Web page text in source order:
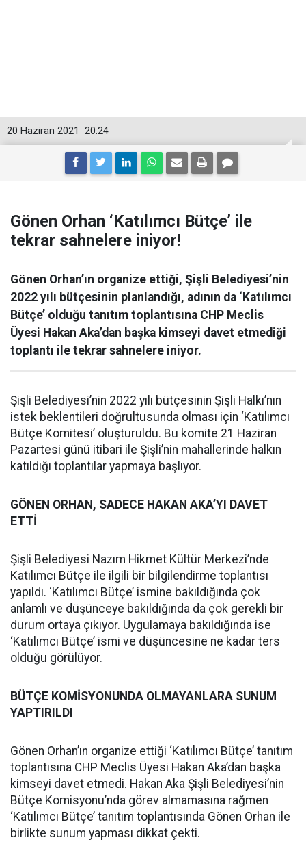
20:24
20 Haziran 2021
Gönen Orhan ‘Katılımcı Bütçe’ ile
tekrar sahnelere iniyor!
Gönen Orhan’ın organize ettiği, Şişli Belediyesi’nin
2022 yılı bütçesinin planlandığı, adının da ‘Katılımcı
Bütçe’ olduğu tanıtım toplantısına CHP Meclis
Üyesi Hakan Aka’dan başka kimseyi davet etmediği
toplantı ile tekrar sahnelere iniyor.
Şişli Belediyesi’nin 2022 yılı bütçesinin Şişli Halkı’nın
istek beklentileri doğrultusunda olması için ‘Katılımcı
Bütçe Komitesi’ oluşturuldu. Bu komite 21 Haziran
Pazartesi günü itibari ile Şişli’nin mahallerinde halkın
katıldığı toplantılar yapmaya başlıyor.
GÖNEN ORHAN, SADECE HAKAN AKA’YI DAVET
ETTİ
Şişli Belediyesi Nazım Hikmet Kültür Merkezi’nde
Katılımcı Bütçe ile ilgili bir bilgilendirme toplantısı
yapıldı. ‘Katılımcı Bütçe’ ismine bakıldığında çok
anlamlı ve düşünceye bakıldığında da çok gerekli bir
durum ortaya çıkıyor. Uygulamaya bakıldığında ise
‘Katılımcı Bütçe’ ismi ve düşüncesine ne kadar ters
olduğu görülüyor.
BÜTÇE KOMİSYONUNDA OLMAYANLARA SUNUM
YAPTIRILDI
Gönen Orhan’ın organize ettiği ‘Katılımcı Bütçe’ tanıtım
toplantısına CHP Meclis Üyesi Hakan Aka’dan başka
kimseyi davet etmedi. Hakan Aka Şişli Belediyesi’nin
Bütçe Komisyonu’nda görev almamasına rağmen
‘Katılımcı Bütçe’ tanıtım toplantısında Gönen Orhan ile
birlikte sunum yapması dikkat çekti.